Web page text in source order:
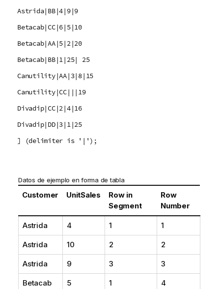
Astrida|BB|4|9|9
Betacab|CC|6|5|10
Betacab|AA|5|2|20
Betacab|BB|1|25| 25
Canutility|AA|3|8|15
Canutility|CC|||19
Divadip|CC|2|4|16
Divadip|DD|3|1|25
] (delimiter is '|');
Datos de ejemplo en forma de tabla
Customer UnitSales
Row in
Segment
Row
Number
Astrida 4 1 1
Astrida 10 2 2
Astrida 9 3 3
Betacab 5 1 4